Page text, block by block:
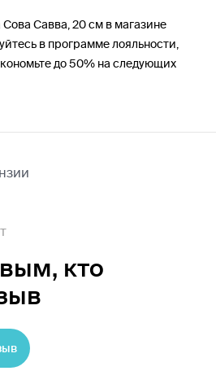
Савва, 20 см в магазине
в программе лояльности,
до 50% на следующих
кто